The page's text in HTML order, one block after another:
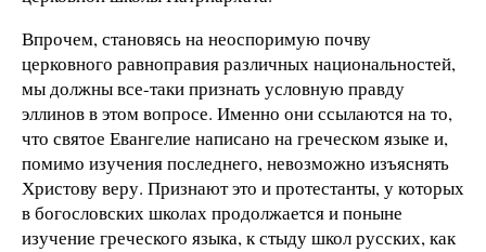
Впрочем, становясь на неоспоримую почву
церковного равноправия различных национальностей,
мы должны все-таки признать условную правду
эллинов в этом вопросе. Именно они ссылаются на то,
что святое Евангелие написано на греческом языке и,
помимо изучения последнего, невозможно изъяснять
Христову веру. Признают это и протестанты, у которых
в богословских школах продолжается и поныне
изучение греческого языка, к стыду школ русских, как